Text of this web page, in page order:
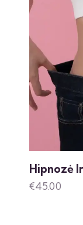
Hipnozė
€45.00